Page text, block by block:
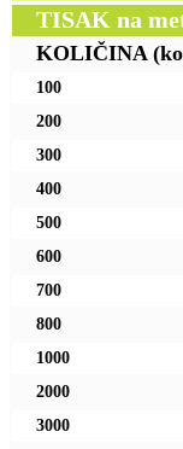
TISAK na
KOLIČINA
100
200
300
400
500
600
700
800
1000
2000
3000